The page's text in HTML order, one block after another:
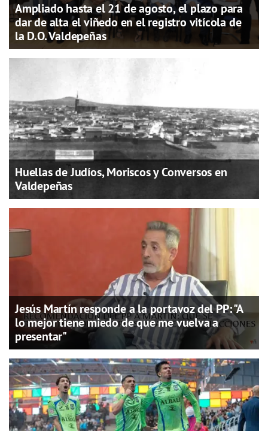
Ampliado hasta el 21 de agosto, el plazo para
dar de alta el viñedo en el registro vitícola de
la D.O. Valdepeñas
Huellas de Judíos, Moriscos y Conversos en
Valdepeñas
Jesús Martín responde a la portavoz del PP: "A
lo mejor tiene miedo de que me vuelva a
presentar"